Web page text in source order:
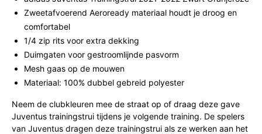
Zweetafvoerend Aeroready materiaal houdt je droog en
comfortabel
1/4 zip rits voor extra dekking
Duimgaten voor gestroomlijnde pasvorm
Mesh gaas op de mouwen
Materiaal: 100% dubbel gebreid polyester
Neem de clubkleuren mee de straat op of draag deze gave
Juventus trainingstrui tijdens je volgende training. De spelers
van Juventus dragen deze trainingstrui als ze werken aan het